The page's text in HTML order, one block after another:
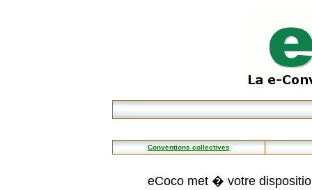
Conventions collectives
eCoco met � votre